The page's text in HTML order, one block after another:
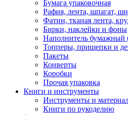
Бумага упаковочная
Рафия, лента, шпагат,
Фатин, тканая лента,
Бирки, наклейки и фоны
Наполнитель бумажный
Топперы, прищепки и
Пакеты
Конверты
Коробки
Прочая упаковка
Книги и инструменты
Инструменты и
Книги по рукоделию